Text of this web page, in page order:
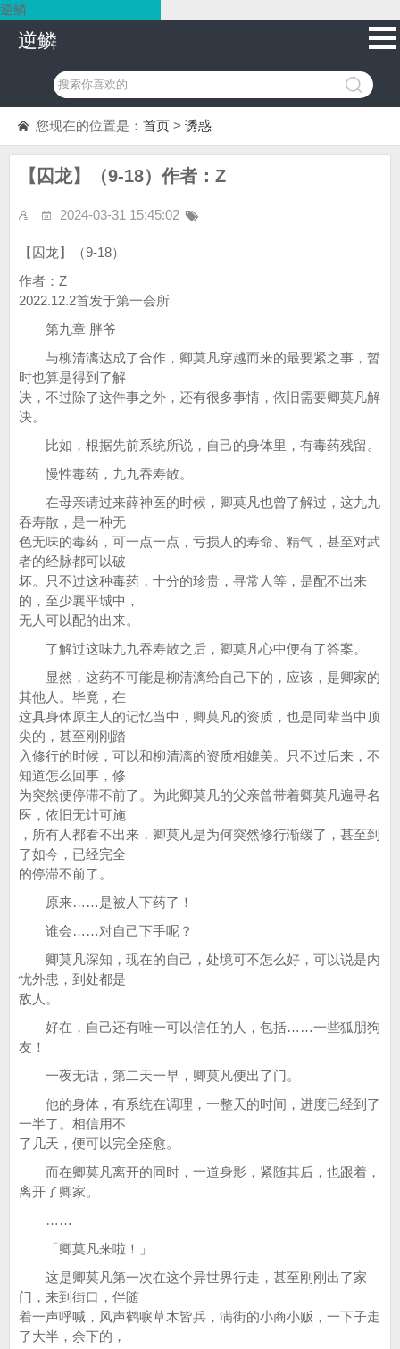
逆鳞
逆鳞
您现在的位置是： 首页 > 诱惑
【囚龙】（9-18）作者：Z
2024-03-31 15:45:02
【囚龙】（9-18）
作者：Z
2022.12.2首发于第一会所
第九章 胖爷
与柳清漓达成了合作，卿莫凡穿越而来的最要紧之事，暂
时也算是得到了解
决，不过除了这件事之外，还有很多事情，依旧需要卿莫凡解
决。
比如，根据先前系统所说，自己的身体里，有毒药残留。
慢性毒药，九九吞寿散。
在母亲请过来薛神医的时候，卿莫凡也曾了解过，这九九
吞寿散，是一种无
色无味的毒药，可一点一点，亏损人的寿命、精气，甚至对武
者的经脉都可以破
坏。只不过这种毒药，十分的珍贵，寻常人等，是配不出来
的，至少襄平城中，
无人可以配的出来。
了解过这味九九吞寿散之后，卿莫凡心中便有了答案。
显然，这药不可能是柳清漓给自己下的，应该，是卿家的
其他人。毕竟，在
这具身体原主人的记忆当中，卿莫凡的资质，也是同辈当中顶
尖的，甚至刚刚踏
入修行的时候，可以和柳清漓的资质相媲美。只不过后来，不
知道怎么回事，修
为突然便停滞不前了。为此卿莫凡的父亲曾带着卿莫凡遍寻名
医，依旧无计可施
，所有人都看不出来，卿莫凡是为何突然修行渐缓了，甚至到
了如今，已经完全
的停滞不前了。
原来……是被人下药了！
谁会……对自己下手呢？
卿莫凡深知，现在的自己，处境可不怎么好，可以说是内
忧外患，到处都是
敌人。
好在，自己还有唯一可以信任的人，包括……一些狐朋狗
友！
一夜无话，第二天一早，卿莫凡便出了门。
他的身体，有系统在调理，一整天的时间，进度已经到了
一半了。相信用不
了几天，便可以完全痊愈。
而在卿莫凡离开的同时，一道身影，紧随其后，也跟着，
离开了卿家。
……
「卿莫凡来啦！」
这是卿莫凡第一次在这个异世界行走，甚至刚刚出了家
门，来到街口，伴随
着一声呼喊，风声鹤唳草木皆兵，满街的小商小贩，一下子走
了大半，余下的，